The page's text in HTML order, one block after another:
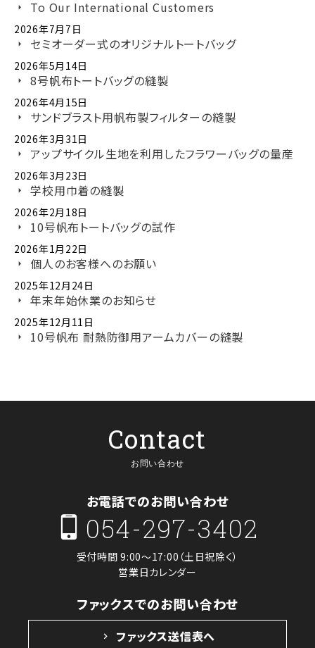
To Our International Customers
2026年7月7日
セミオーダー式のオリジナルトートバッグ
2026年5月14日
8号帆布トートバッグの縫製
2026年4月15日
サンドブラスト用帆布製フィルターの縫製
2026年3月31日
アップサイクル生地を利用したフラワーバッグの量産
2026年3月23日
学校用巾着の縫製
2026年2月18日
10号帆布トートバッグの試作
2026年1月22日
個人のお客様へのお願い
2025年12月24日
年末年始休業のお知らせ
2025年12月11日
10号帆布 耐熱防御用アームカバーの縫製
Contact
お問い合わせ
お電話でのお問い合わせ
054-297-3402
受付時間 9:00～17:00（土日祝除く）
営業日カレンダー
ファックスでのお問い合わせ
ファックス送信表へ